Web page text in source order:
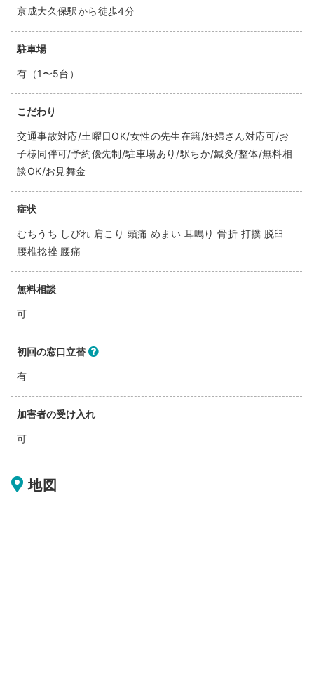
京成大久保駅から徒歩4分
駐車場
有（1〜5台）
こだわり
交通事故対応/土曜日OK/女性の先生在籍/妊婦さん対応可/お
子様同伴可/予約優先制/駐車場あり/駅ちか/鍼灸/整体/無料相
談OK/お見舞金
症状
むちうち しびれ 肩こり 頭痛 めまい 耳鳴り 骨折 打撲 脱臼
腰椎捻挫 腰痛
無料相談
可
初回の窓口立替
有
加害者の受け入れ
可
地図